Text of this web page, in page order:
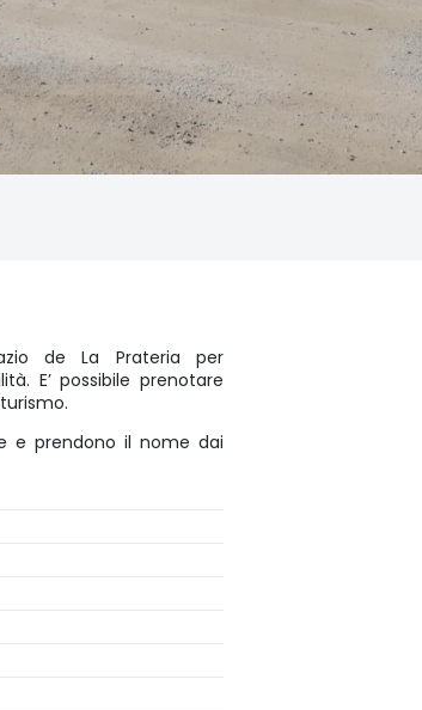
de La Prateria per
E’ possibile prenotare
e prendono il nome dai